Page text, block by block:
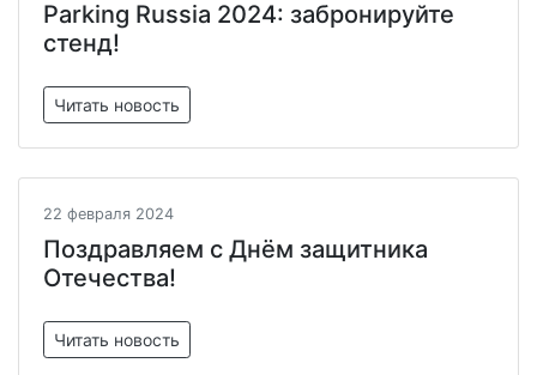
Parking Russia 2024: забронируйте
стенд!
Читать новость
22 февраля 2024
Поздравляем с Днём защитника
Отечества!
Читать новость